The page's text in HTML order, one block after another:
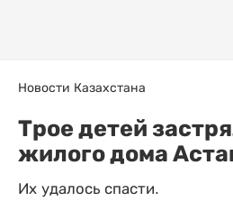
Новости Казахстана
Трое детей
жилого дома
Их удалось спасти.